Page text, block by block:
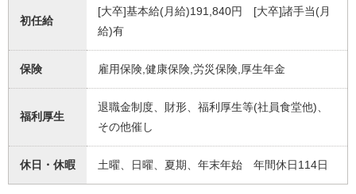
初任給
[大卒]基本給(月給)191,840円 [大卒]諸手当(月
給)有
保険 雇用保険,健康保険,労災保険,厚生年金
福利厚生
退職金制度、財形、福利厚生等(社員食堂他)、
その他催し
休日・休暇 土曜、日曜、夏期、年末年始 年間休日114日